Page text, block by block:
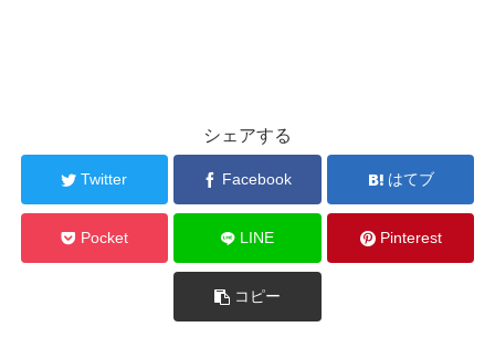
シェアする
Twitter Facebook はてブ
Pocket LINE Pinterest
コピー